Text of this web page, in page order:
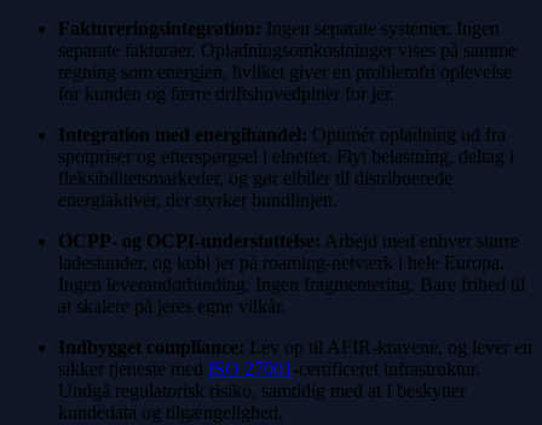
Faktureringsintegration: Ingen separate systemer. Ingen
separate fakturaer. Opladningsomkostninger vises på samme
regning som energien, hvilket giver en problemfri oplevelse
for kunden og færre driftshovedpiner for jer.
Integration med energihandel: Optimér opladning ud fra
spotpriser og efterspørgsel i elnettet. Flyt belastning, deltag i
fleksibilitetsmarkeder, og gør elbiler til distribuerede
energiaktiver, der styrker bundlinjen.
OCPP- og OCPI-understøttelse: Arbejd med enhver større
ladestander, og kobl jer på roaming-netværk i hele Europa.
Ingen leverandørbinding. Ingen fragmentering. Bare frihed til
at skalere på jeres egne vilkår.
Indbygget compliance: Lev op til AFIR-kravene, og lever en
sikker tjeneste med ISO 27001 -certificeret infrastruktur.
Undgå regulatorisk risiko, samtidig med at I beskytter
kundedata og tilgængelighed.